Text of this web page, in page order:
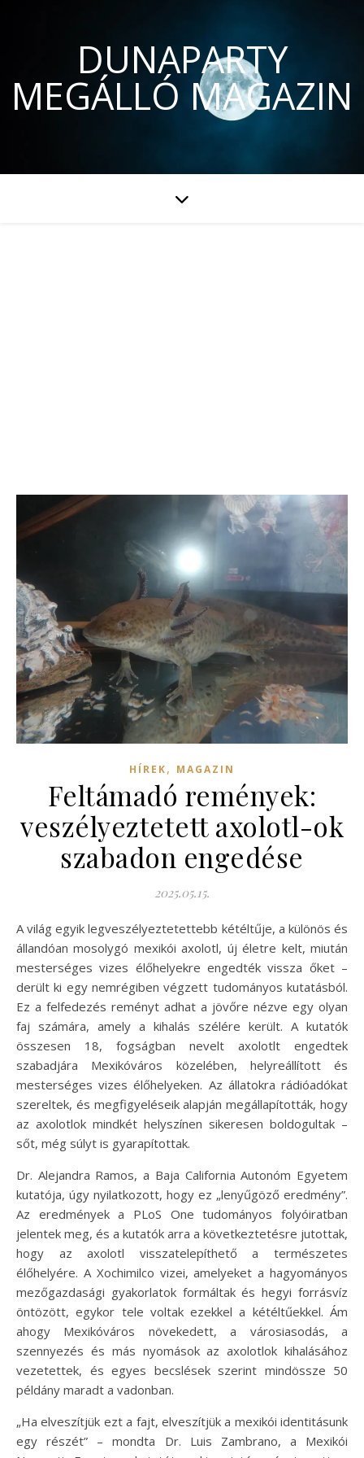
DUNAPARTY
MEGÁLLÓ MAGAZIN
HÍREK, MAGAZIN
Feltámadó remények:
veszélyeztetett axolotl-ok
szabadon engedése
2025.05.15.
A világ egyik legveszélyeztetettebb kétéltűje, a különös és
állandóan mosolygó mexikói axolotl, új életre kelt, miután
mesterséges vizes élőhelyekre engedték vissza őket –
derült ki egy nemrégiben végzett tudományos kutatásból.
Ez a felfedezés reményt adhat a jövőre nézve egy olyan
faj számára, amely a kihalás szélére került. A kutatók
összesen 18, fogságban nevelt axolotlt engedtek
szabadjára Mexikóváros közelében, helyreállított és
mesterséges vizes élőhelyeken. Az állatokra rádióadókat
szereltek, és megfigyeléseik alapján megállapították, hogy
az axolotlok mindkét helyszínen sikeresen boldogultak –
sőt, még súlyt is gyarapítottak.
Dr. Alejandra Ramos, a Baja California Autonóm Egyetem
kutatója, úgy nyilatkozott, hogy ez „lenyűgöző eredmény”.
Az eredmények a PLoS One tudományos folyóiratban
jelentek meg, és a kutatók arra a következtetésre jutottak,
hogy az axolotl visszatelepíthető a természetes
élőhelyére. A Xochimilco vizei, amelyeket a hagyományos
mezőgazdasági gyakorlatok formáltak és hegyi forrásvíz
öntözött, egykor tele voltak ezekkel a kétéltűekkel. Ám
ahogy Mexikóváros növekedett, a városiasodás, a
szennyezés és más nyomások az axolotlok kihalásához
vezetettek, és egyes becslések szerint mindössze 50
példány maradt a vadonban.
„Ha elveszítjük ezt a fajt, elveszítjük a mexikói identitásunk
egy részét” – mondta Dr. Luis Zambrano, a Mexikói